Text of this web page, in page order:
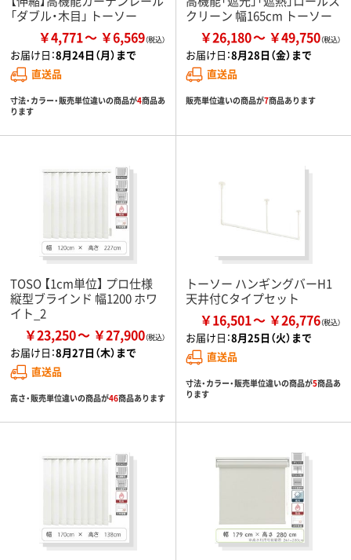
「ダブル・木目」 トーソー
￥4,771 ￥6,569
お届け日：8月24日（月）まで
直送品
寸法・カラー・販売単位違いの商品が4商品あ
ります
クリーン 幅165cm トーソー
￥26,180 ￥49,750
お届け日：8月28日（金）まで
直送品
販売単位違いの商品が7商品あります
TOSO 【1cm単位】 プロ仕様
縦型ブラインド 幅1200 ホワ
イト_2
￥23,250 ￥27,900
お届け日：8月27日（木）まで
直送品
高さ・販売単位違いの商品が46商品あります
トーソー ハンギングバーH1
天井付Cタイプセット
￥16,501 ￥26,776
お届け日：8月25日（火）まで
直送品
寸法・カラー・販売単位違いの商品が5商品あ
ります